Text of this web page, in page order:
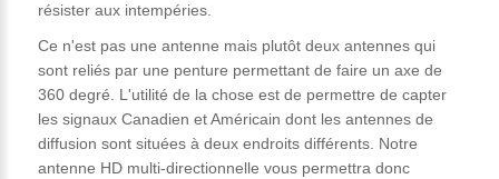
résister aux intempéries.
Ce n'est pas une antenne mais plutôt deux antennes qui
sont reliés par une penture permettant de faire un axe de
360 degré. L'utilité de la chose est de permettre de capter
les signaux Canadien et Américain dont les antennes de
diffusion sont situées à deux endroits différents. Notre
antenne HD multi-directionnelle vous permettra donc